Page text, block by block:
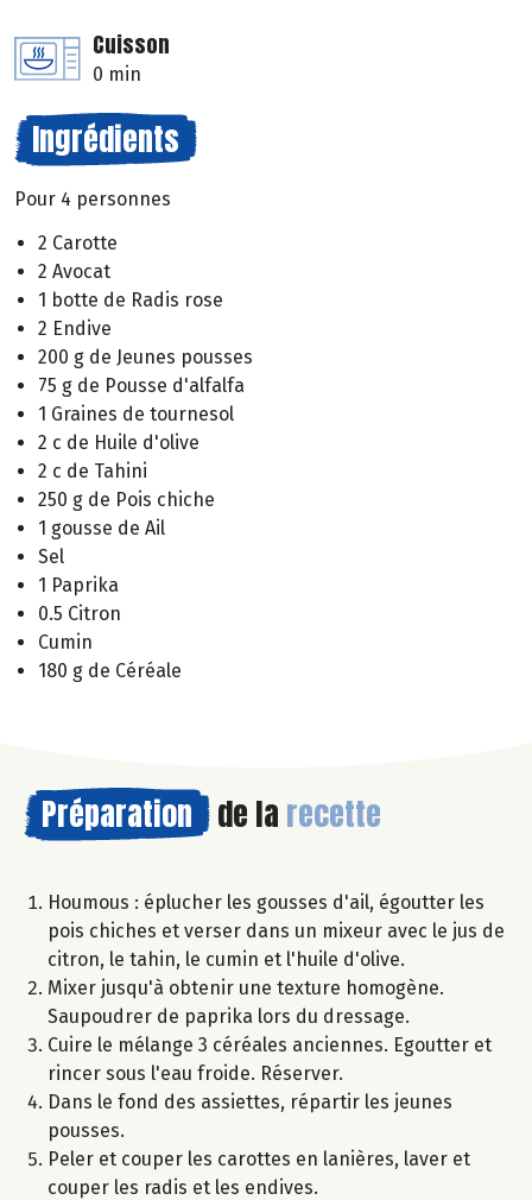
Cuisson
0 min
Ingrédients
Pour 4 personnes
2 Carotte
2 Avocat
1 botte de Radis rose
2 Endive
200 g de Jeunes pousses
75 g de Pousse d'alfalfa
1 Graines de tournesol
2 c de Huile d'olive
2 c de Tahini
250 g de Pois chiche
1 gousse de Ail
Sel
1 Paprika
0.5 Citron
Cumin
180 g de Céréale
Préparation de la recette
Houmous : éplucher les gousses d'ail, égoutter les
pois chiches et verser dans un mixeur avec le jus de
citron, le tahin, le cumin et l'huile d'olive.
Mixer jusqu'à obtenir une texture homogène.
Saupoudrer de paprika lors du dressage.
Cuire le mélange 3 céréales anciennes. Egoutter et
rincer sous l'eau froide. Réserver.
Dans le fond des assiettes, répartir les jeunes
pousses.
Peler et couper les carottes en lanières, laver et
couper les radis et les endives.